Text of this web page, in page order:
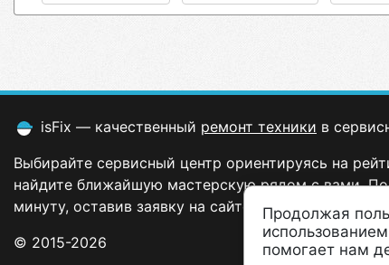
isFix — качественный ремонт техники в
Выбирайте сервисный центр ориентируясь на
найдите ближайшую мастерскую рядом с вами.
минуту, оставив заявку на сайте.
© 2015-2026
Продолжая
использованием
помогает нам